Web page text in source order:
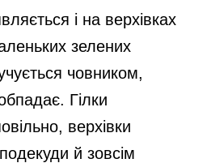
і на верхівках
зелених
човником,
Гілки
верхівки
й зовсім